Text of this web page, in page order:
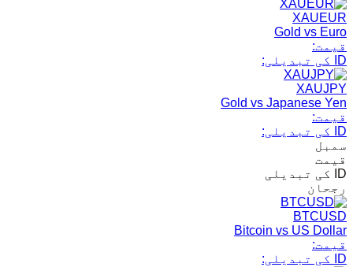
XAUEUR
Gold vs Euro
قیمت:
ID کی تبدیلی:
XAUJPY
Gold vs Japanese Yen
قیمت:
ID کی تبدیلی:
سمبل
قیمت
ID کی تبدیلی
رجحان
BTCUSD
Bitcoin vs US Dollar
قیمت:
ID کی تبدیلی: